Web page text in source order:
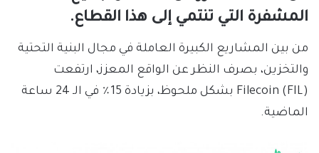
المشفرة التي تنتمي إلى هذا القطاع.
من بين المشاريع الكبيرة العاملة في مجال البنية التحتية
والتخزين، بصرف النظر عن الواقع المعزز، ارتفعت
Filecoin (FIL) بشكل ملحوظ، بزيادة 15٪ في الـ 24 ساعة
الماضية.